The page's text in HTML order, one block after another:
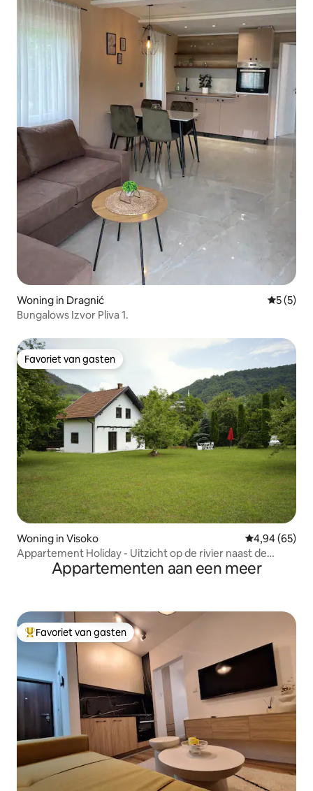
Woning in Dragnić
5 (5)
Bungalows Izvor Pliva 1.
Favoriet van gasten
Favoriet van gasten
Woning in Visoko Gemiddelde
4,94 (65)
Appartement Holiday - Uitzicht op de rivier naast de
piramideAppartementen aan een meer
Topfavoriet van gasten
Favoriet van gasten